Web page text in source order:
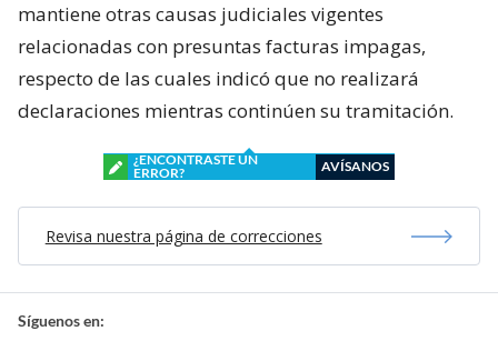
mantiene otras causas judiciales vigentes
relacionadas con presuntas facturas impagas,
respecto de las cuales indicó que no realizará
declaraciones mientras continúen su tramitación.
¿ENCONTRASTE UN
ERROR?
AVÍSANOS
Revisa nuestra página de correcciones
Síguenos en: